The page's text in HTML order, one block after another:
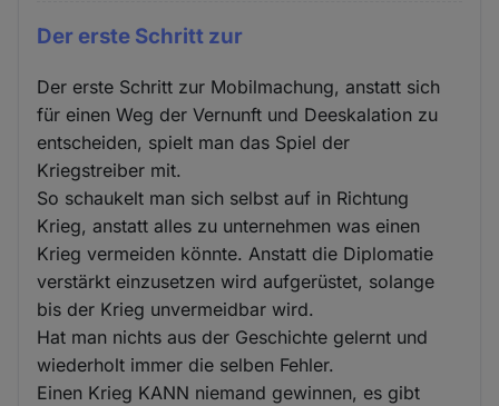
Der erste Schritt zur
Der erste Schritt zur Mobilmachung, anstatt sich
für einen Weg der Vernunft und Deeskalation zu
entscheiden, spielt man das Spiel der
Kriegstreiber mit.
So schaukelt man sich selbst auf in Richtung
Krieg, anstatt alles zu unternehmen was einen
Krieg vermeiden könnte. Anstatt die Diplomatie
verstärkt einzusetzen wird aufgerüstet, solange
bis der Krieg unvermeidbar wird.
Hat man nichts aus der Geschichte gelernt und
wiederholt immer die selben Fehler.
Einen Krieg KANN niemand gewinnen, es gibt